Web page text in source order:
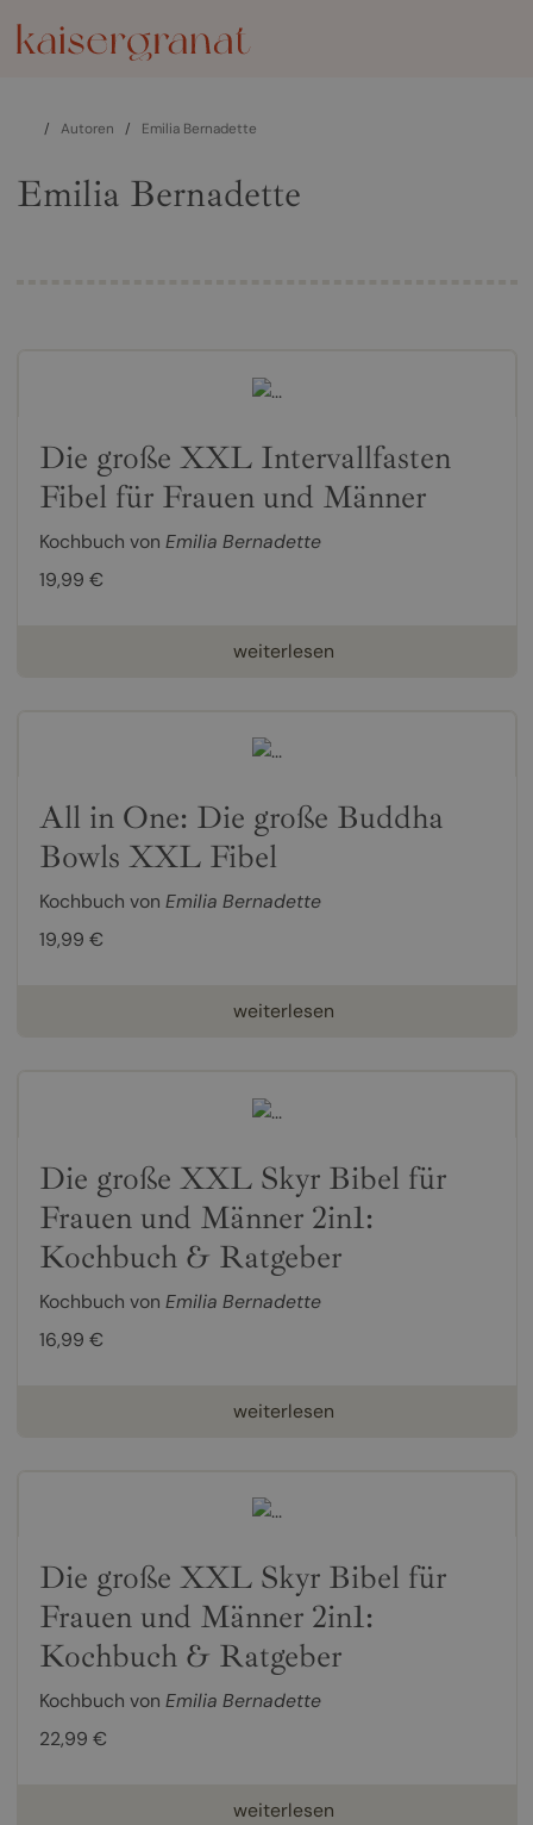
/ Autoren / Emilia Bernadette
Emilia Bernadette
Die große XXL Intervallfasten
Fibel für Frauen und Männer
Kochbuch von Emilia Bernadette
19,99 €
weiterlesen
All in One: Die große Buddha
Bowls XXL Fibel
Kochbuch von Emilia Bernadette
19,99 €
weiterlesen
Die große XXL Skyr Bibel für
Frauen und Männer 2in1:
Kochbuch & Ratgeber
Kochbuch von Emilia Bernadette
16,99 €
weiterlesen
Die große XXL Skyr Bibel für
Frauen und Männer 2in1:
Kochbuch & Ratgeber
Kochbuch von Emilia Bernadette
22,99 €
weiterlesen